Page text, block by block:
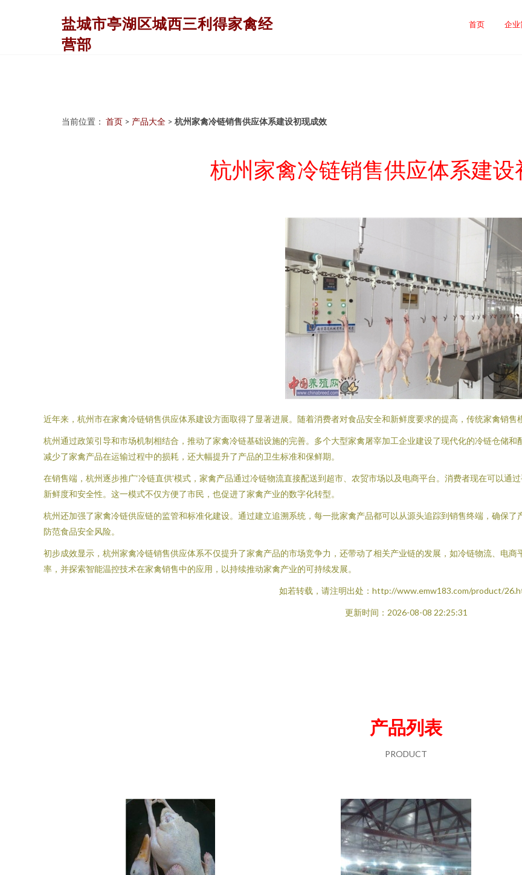
盐城市亭湖区城西三利得家禽经
营部
首页 企业
当前位置： 首页 > 产品大全 > 杭州家禽冷链销售供应体系建设初现成效
杭州家禽冷链销售供应体系建设
近年来，杭州市在家禽冷链销售供应体系建设方面取得了显著进展。随着消费者对食品安全和新鲜度要求的提高，传统家禽销售
杭州通过政策引导和市场机制相结合，推动了家禽冷链基础设施的完善。多个大型家禽屠宰加工企业建设了现代化的冷链仓储
减少了家禽产品在运输过程中的损耗，还大幅提升了产品的卫生标准和保鲜期。
在销售端，杭州逐步推广‘冷链直供’模式，家禽产品通过冷链物流直接配送到超市、农贸市场以及电商平台。消费者现在可以通
新鲜度和安全性。这一模式不仅方便了市民，也促进了家禽产业的数字化转型。
杭州还加强了家禽冷链供应链的监管和标准化建设。通过建立追溯系统，每一批家禽产品都可以从源头追踪到销售终端，确保
防范食品安全风险。
初步成效显示，杭州家禽冷链销售供应体系不仅提升了家禽产品的市场竞争力，还带动了相关产业链的发展，如冷链物流、电
率，并探索智能温控技术在家禽销售中的应用，以持续推动家禽产业的可持续发展。
如若转载，请注明出处：http://www.emw183.com/product/
更新时间：2026-08-08 22:25:31
产品列表
PRODUCT